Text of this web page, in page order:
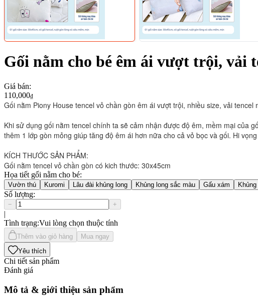
Gối nằm cho bé êm ái vượt trội, vải
Giá bán:
110,000₫
Gối nằm Piony House tencel vỏ chần gòn êm ái vượt trội, nhiều size, vải tencel
Khi sử dụng gối nằm tencel chính ta sẽ cảm nhận được độ êm, mềm mại của
thêm 1 lớp gòn mỏng giúp tăng độ êm ái hơn nữa cho cả vỏ bọc và gối. Hi
KÍCH THƯỚC SẢN PHẨM:
Gối nằm tencel vỏ chần gòn có kich thước: 30x45cm
Họa tiết gối nằm cho bé:
Vườn thú Kuromi Lâu đài khủng long Khủng long sắc màu Gấu xám
Số lượng:
− +
|
Tình trạng:Vui lòng chọn thuộc tính
Thêm vào giỏ hàng
Mua ngay
Yêu thích
Chi tiết sản phẩm
Đánh giá
Mô tả & giới thiệu sản phẩm